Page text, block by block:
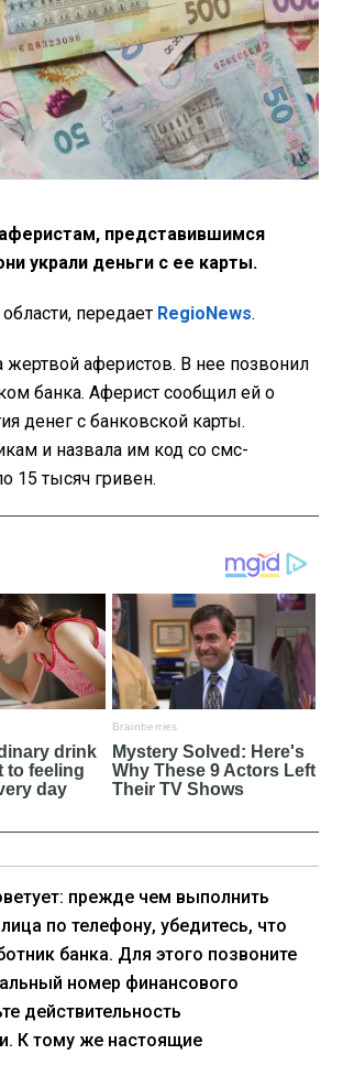
представившимся
украли деньги с ее карты.
передает RegioNews.
жертвой аферистов. В нее позвонил
банка. Аферист сообщил ей о
денег с банковской карты.
и назвала им код со смс-
15 тысяч гривен.
прежде чем выполнить
по телефону, убедитесь, что
банка. Для этого позвоните
номер финансового
действительность
К тому же настоящие